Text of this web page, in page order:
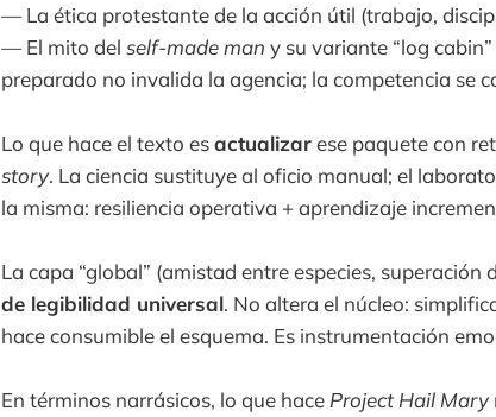
— La ética protestante de la acción útil (trabajo,
— El mito del self-made man y su variante “log
preparado no invalida la agencia; la competencia se
Lo que hace el texto esactualizarese paquete con
story. La ciencia sustituye al oficio manual; el
la misma: resiliencia operativa + aprendizaje
La capa “global” (amistad entre especies,
de legibilidad universal. No altera el núcleo:
hace consumible el esquema. Es instrumentación
En términos narrásicos, lo que hace Project Hail Mary